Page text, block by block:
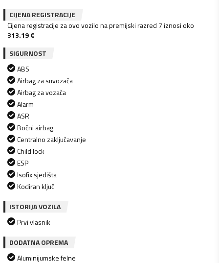
CIJENA REGISTRACIJE
Cijena registracije za ovo vozilo na premijski razred 7 iznosi oko
313.19€
SIGURNOST
ABS
Airbag za suvozača
Airbag za vozača
Alarm
ASR
Bočni airbag
Centralno zaključavanje
Child lock
ESP
Isofix sjedišta
Kodiran ključ
ISTORIJA VOZILA
Prvi vlasnik
DODATNA OPREMA
Aluminijumske felne